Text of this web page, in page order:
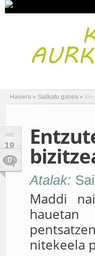
Hasiera » Sailkatu gabea »
ABE
19
0
Atalak:
Maddi
nitekeela